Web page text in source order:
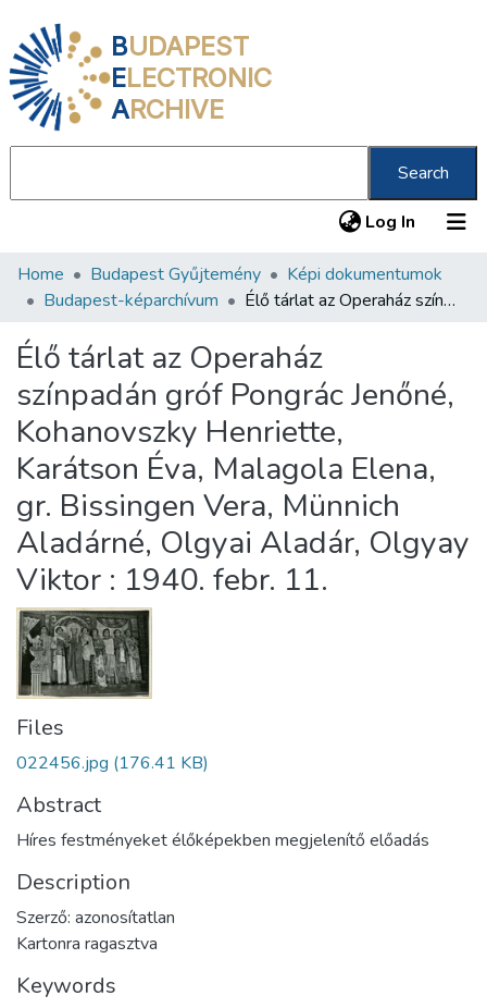
BUDAPEST
ELECTRONIC
ARCHIVE
Search
Log In (current)
Communities & Collections
Statistics
About us
Home Budapest Gyűjtemény
Képi dokumentumok
Budapest-képarchívum
Élő tárlat az Operaház színpadán gróf Pongrác Jenőné, Kohanovszky Henriette, Karátson Éva, Malagola Elena, gr. Bissingen Vera, Münnich Aladárné, Olgyai Aladár, Olgyay Viktor : 1940. febr. 11.
Élő tárlat az Operaház
színpadán gróf Pongrác Jenőné,
Kohanovszky Henriette,
Karátson Éva, Malagola Elena,
gr. Bissingen Vera, Münnich
Aladárné, Olgyai Aladár, Olgyay
Viktor : 1940. febr. 11.
Files
022456.jpg (176.41 KB)
Abstract
Híres festményeket élőképekben megjelenítő előadás
Description
Szerző: azonosítatlan
Kartonra ragasztva
Keywords